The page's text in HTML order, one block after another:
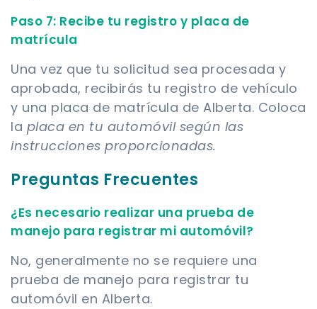
Paso 7: Recibe tu registro y placa de
matrícula
Una vez que tu solicitud sea procesada y
aprobada, recibirás tu registro de vehículo
y una placa de matrícula de Alberta. Coloca
la placa en tu automóvil según las
instrucciones proporcionadas.
Preguntas Frecuentes
¿Es necesario realizar una prueba de
manejo para registrar mi automóvil?
No, generalmente no se requiere una
prueba de manejo para registrar tu
automóvil en Alberta.